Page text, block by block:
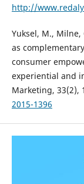
http://
Yuksel, M., Milne,
as
consumer
experiential and
Marketing, 33(2),
2015-1396